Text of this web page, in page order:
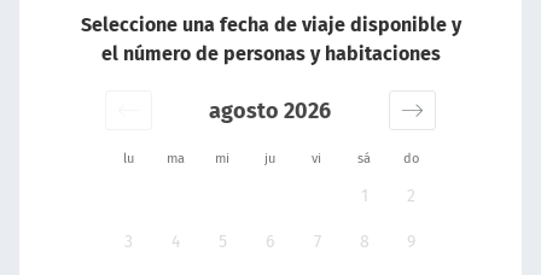
Seleccione una fecha de viaje disponible y
el número de personas y habitaciones
lu ma mi ju vi sá do
agosto 2026
1 2
3 4 5 6 7 8 9